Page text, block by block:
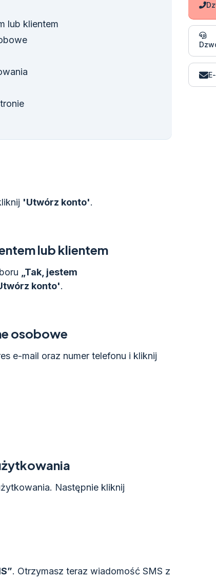
lub klientem
'Utwórz konto'.
lub klientem
„Tak, jestem
konto'.
osobowe
e-mail oraz numer telefonu i kliknij
Następnie kliknij
. Otrzymasz teraz wiadomość SMS z